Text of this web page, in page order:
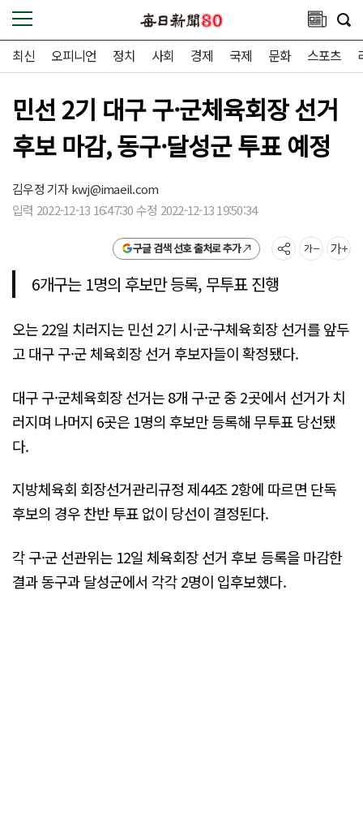
최신 오피니언 정치 사회 경제 국제 문화 스포츠
민선 2기 대구 구·군체육회장 선거
후보 마감, 동구·달성군 투표 예정
김우정 기자kwj@imaeil.com
입력 2022-12-13 16:47:30 수정 2022-12-13 19:50:34
구글 검색 선호 출처로 추가
6개구는 1명의 후보만 등록, 무투표 진행
오는 22일 치러지는 민선 2기 시·군·구체육회장 선거를 앞두
고 대구 구·군 체육회장 선거 후보자들이 확정됐다.
대구 구·군체육회장 선거는 8개 구·군 중 2곳에서 선거가 치
러지며 나머지 6곳은 1명의 후보만 등록해 무투표 당선됐
다.
지방체육회 회장선거관리규정 제44조 2항에 따르면 단독
후보의 경우 찬반 투표 없이 당선이 결정된다.
각 구·군 선관위는 12일 체육회장 선거 후보 등록을 마감한
결과 동구과 달성군에서 각각 2명이 입후보했다.